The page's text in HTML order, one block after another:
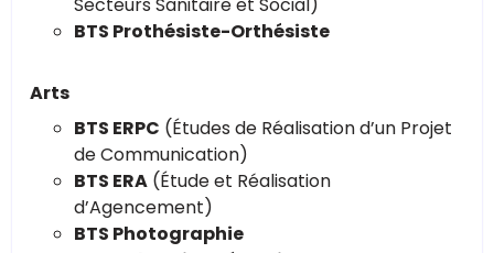
BTS Prothésiste-Orthésiste
Arts
BTS ERPC (Études de Réalisation d’un Projet
de Communication)
BTS ERA (Étude et Réalisation
d’Agencement)
BTS Photographie